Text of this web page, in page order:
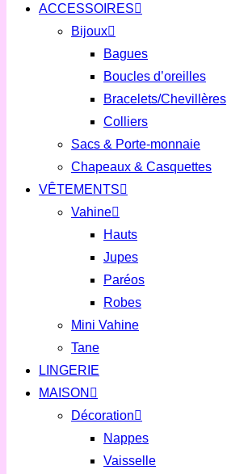
ACCESSOIRES
Bijoux
Bagues
Boucles d’oreilles
Bracelets/Chevillères
Colliers
Sacs & Porte-monnaie
Chapeaux & Casquettes
VÊTEMENTS
Vahine
Hauts
Jupes
Paréos
Robes
Mini Vahine
Tane
LINGERIE
MAISON
Décoration
Nappes
Vaisselle